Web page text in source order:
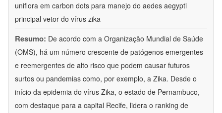
uniflora em carbon dots para manejo do aedes aegypti
principal vetor do vírus zika
Resumo: De acordo com a Organização Mundial de Saúde
(OMS), há um número crescente de patógenos emergentes
e reemergentes de alto risco que podem causar futuros
surtos ou pandemias como, por exemplo, a Zika. Desde o
início da epidemia do vírus Zika, o estado de Pernambuco,
com destaque para a capital Recife, lidera o ranking de